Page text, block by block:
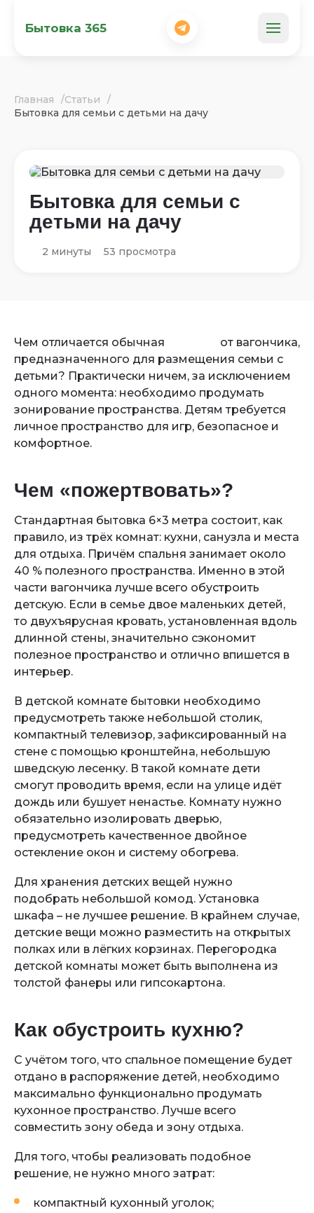
Бытовка 365
Главная
Статьи
Бытовка для семьи с детьми на дачу
Бытовка для семьи с
детьми на дачу
2 минуты 53 просмотра
Чем отличается обычная
от вагончика,
предназначенного для размещения семьи с
детьми? Практически ничем, за исключением
одного момента: необходимо продумать
зонирование пространства. Детям требуется
личное пространство для игр, безопасное и
комфортное.
Чем «пожертвовать»?
Стандартная бытовка 6×3 метра состоит, как
правило, из трёх комнат: кухни, санузла и места
для отдыха. Причём спальня занимает около
40 % полезного пространства. Именно в этой
части вагончика лучше всего обустроить
детскую. Если в семье двое маленьких детей,
то двухъярусная кровать, установленная вдоль
длинной стены, значительно сэкономит
полезное пространство и отлично впишется в
интерьер.
В детской комнате бытовки необходимо
предусмотреть также небольшой столик,
компактный телевизор, зафиксированный на
стене с помощью кронштейна, небольшую
шведскую лесенку. В такой комнате дети
смогут проводить время, если на улице идёт
дождь или бушует ненастье. Комнату нужно
обязательно изолировать дверью,
предусмотреть качественное двойное
остекление окон и систему обогрева.
Для хранения детских вещей нужно
подобрать небольшой комод. Установка
шкафа – не лучшее решение. В крайнем случае,
детские вещи можно разместить на открытых
полках или в лёгких корзинах. Перегородка
детской комнаты может быть выполнена из
толстой фанеры или гипсокартона.
Как обустроить кухню?
С учётом того, что спальное помещение будет
отдано в распоряжение детей, необходимо
максимально функционально продумать
кухонное пространство. Лучше всего
совместить зону обеда и зону отдыха.
Для того, чтобы реализовать подобное
решение, не нужно много затрат:
компактный кухонный уголок;